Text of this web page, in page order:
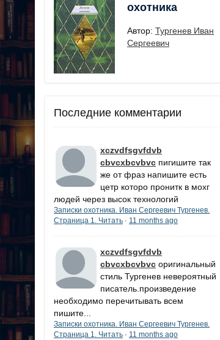
охотника
Автор: Тургенев Иван
Сергеевич
Последние комментарии
xczvdfsgvfdvb
cbvcxbcvbvc пигишите так
же от фраз напишите есть
цетр которо пронитк в мохг
людей через высок технологий
Записки охотника. Иван Сергеевич Тургенев.
Страница 1. Читать · 11 months ago
xczvdfsgvfdvb
cbvcxbcvbvc оригинальный
стиль Тургенев невероятный
писатель.произведение
необходимо перечитывать всем
пишите...
Записки охотника. Иван Сергеевич Тургенев.
Страница 1. Читать · 11 months ago